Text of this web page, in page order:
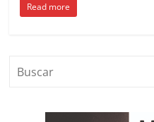
c
o
o
ai
p
Read more